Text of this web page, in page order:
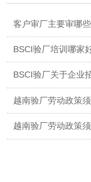
客户审厂主要审哪
BSCI验厂培训哪家
BSCI验厂关于企业
越南验厂劳动政策须知：员
越南验厂劳动政策须知：